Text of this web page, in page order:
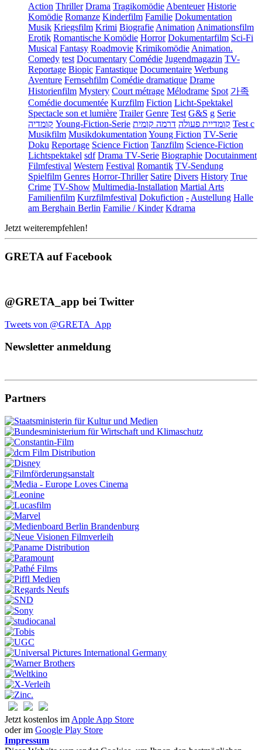
Action Thriller Drama Tragikomödie Abenteuer Historie
Komödie Romanze Kinderfilm Familie Dokumentation
Musik Kriegsfilm Krimi Biografie Animation Animationsfilm
Erotik Romantische Komödie Horror Dokumentarfilm Sci-Fi
Musical Fantasy Roadmovie Krimikomödie Animation.
Comedy test Documentary Comédie Jugendmagazin TV-
Reportage Biopic Fantastique Documentaire Werbung
Aventure Fernsehfilm Comédie dramatique Drame
Historienfilm Mystery Court métrage Mélodrame Spot 가족
Comédie documentée Kurzfilm Fiction Licht-Spektakel
Spectacle son et lumière Trailer Genre Test G&S g Serie
קומדיה Young-Fiction-Serie קומדיית פעולה דרמה קומית
Test c
Musikfilm Musikdokumentation Young Fiction TV-Serie
Doku Reportage Science Fiction Tanzfilm Science-Fiction
Lichtspektakel sdf Drama TV-Serie Biographie Docutainment
Filmfestival Western Festival Romantik TV-Sendung
Spielfilm Genres Horror-Thriller Satire Divers History True
Crime TV-Show Multimedia-Installation Martial Arts
Familienfilm Kurzfilmfestival Dokufiction - Austellung Halle
am Berghain Berlin Familie / Kinder Kdrama
Jetzt weiterempfehlen!
GRETA auf Facebook
@GRETA_app bei Twitter
Tweets von @GRETA_App
Newsletter anmeldung
Partners
Jetzt kostenlos im Apple App Store
oder im Google Play Store
Impressum